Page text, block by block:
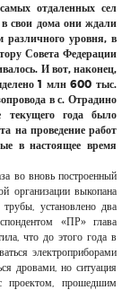
отдаленных сел
свои дома они ждали
различного уровня, в
Совета Федерации
И вот, наконец,
1 млн 600 тыс.
в с. Отрадино
текущего года было
на проведение работ
в настоящее время
во вновь построенный
организации выкопана
установлено два
«ПР» глава
что до этого года в
электроприборами
дровами, но ситуация
проектом, прошедшим